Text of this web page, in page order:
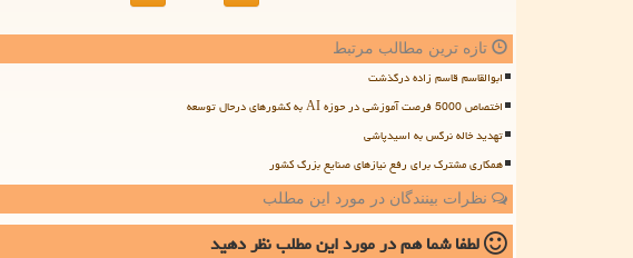
تازه ترین مطالب مرتبط
ابوالقاسم قاسم زاده درگذشت
اختصاص 5000 فرصت آموزشی در حوزه AI به کشورهای درحال توسعه
تهدید خاله نرگس به اسیدپاشی
همکاری مشترک برای رفع نیازهای صنایع بزرگ کشور
نظرات بینندگان در مورد این مطلب
لطفا شما همدر مورد این مطلبنظر دهید